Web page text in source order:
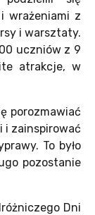
wrażeniami z
i warsztaty.
uczniów z 9
atrakcje, w
porozmawiać
i zainspirować
To było
pozostanie
Dni